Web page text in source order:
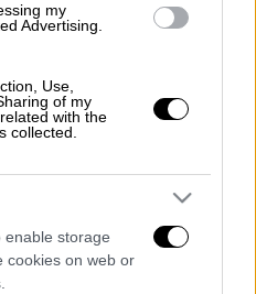
my
Advertising.
Use,
of my
with the
collected.
enable storage
cookies on web or
κρύο, λάσπη, φύση,
γλέντια, κεριά,
πεζοπορία, σκύλος,
ανθοφορία, άνοιξη,
γνωριμίες,